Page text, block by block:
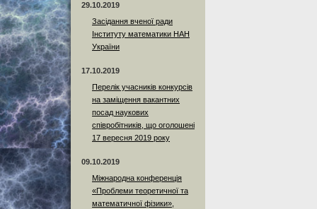
29.10.2019
Засідання вченої ради
Інституту математики НАН
України
17.10.2019
Перелік учасників конкурсів
на заміщення вакантних
посад наукових
співробітників, що оголошені
17 вересня 2019 року
09.10.2019
Міжнародна конференція
«Проблеми теоретичної та
математичної фізики»,